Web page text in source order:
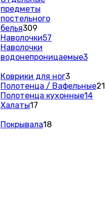
предметы
постельного
белья309
Наволочки57
Наволочки
водонепроницаемые3
Коврики для ног3
Полотенца / Вафельные21
Полотенца кухонные14
Халаты17
Покрывала18